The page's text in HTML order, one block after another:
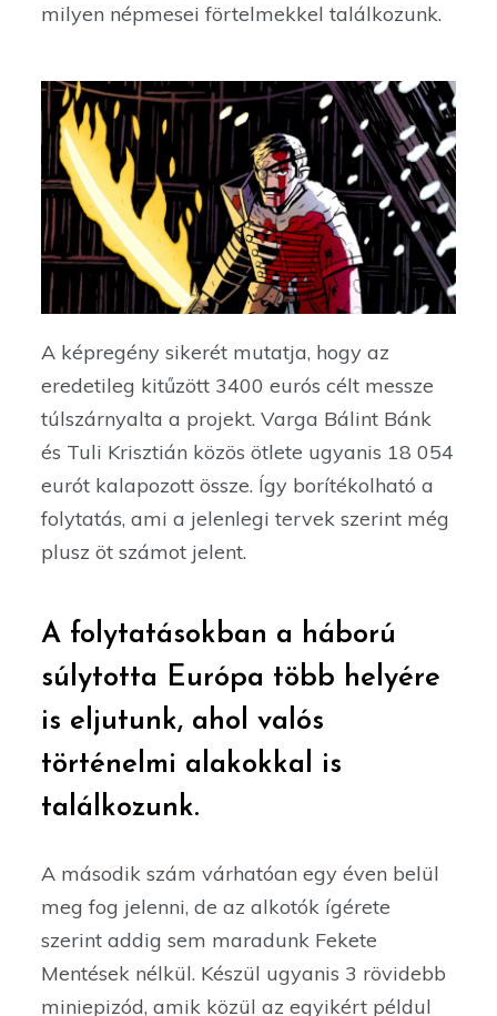
milyen népmesei förtelmekkel találkozunk.
A képregény sikerét mutatja, hogy az
eredetileg kitűzött 3400 eurós célt messze
túlszárnyalta a projekt. Varga Bálint Bánk
és Tuli Krisztián közös ötlete ugyanis 18 054
eurót kalapozott össze. Így borítékolható a
folytatás, ami a jelenlegi tervek szerint még
plusz öt számot jelent.
A folytatásokban a háború
súlytotta Európa több helyére
is eljutunk, ahol valós
történelmi alakokkal is
találkozunk.
A második szám várhatóan egy éven belül
meg fog jelenni, de az alkotók ígérete
szerint addig sem maradunk Fekete
Mentések nélkül. Készül ugyanis 3 rövidebb
miniepizód, amik közül az egyikért példul